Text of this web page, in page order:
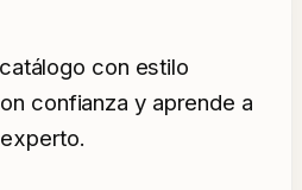
con estilo
confianza y aprende a